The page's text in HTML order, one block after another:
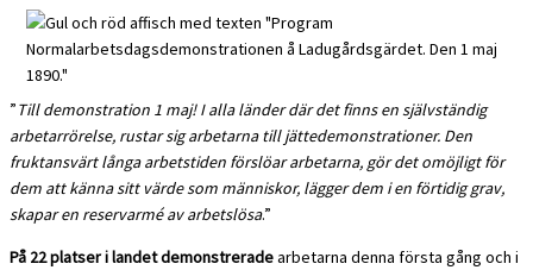
”Till demonstration 1 maj! I alla länder där det finns en självständig
arbetarrörelse, rustar sig arbetarna till jättedemonstrationer. Den
fruktansvärt långa arbetstiden förslöar arbetarna, gör det omöjligt för
dem att känna sitt värde som människor, lägger dem i en förtidig grav,
skapar en reservarmé av arbetslösa.”
På 22 platser i landet demonstreradearbetarna denna första gång och i